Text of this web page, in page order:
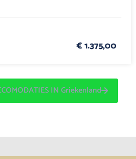
€ 1.375,00
IN Griekenland